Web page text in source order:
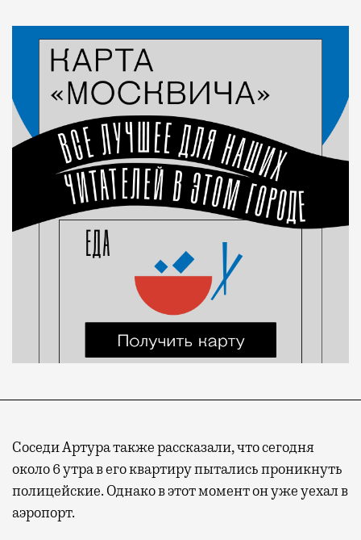
Соседи Артура также рассказали, что сегодня
около 6 утра в его квартиру пытались проникнуть
полицейские. Однако в этот момент он уже уехал в
аэропорт.